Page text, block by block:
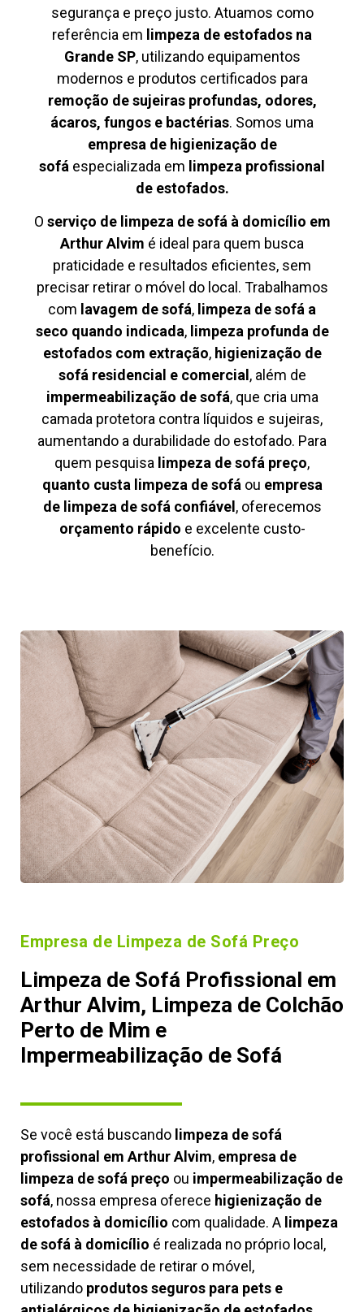
segurança e preço justo. Atuamos como
referência em limpeza de estofados na
Grande SP, utilizando equipamentos
modernos e produtos certificados para
remoção de sujeiras profundas, odores,
ácaros, fungos e bactérias. Somos uma
empresa de higienização de
sofá especializada em limpeza profissional
de estofados.
O serviço de limpeza de sofá à domicílio em
Arthur Alvim é ideal para quem busca
praticidade e resultados eficientes, sem
precisar retirar o móvel do local. Trabalhamos
com lavagem de sofá, limpeza de sofá a
seco quando indicada, limpeza profunda de
estofados com extração, higienização de
sofá residencial e comercial , além de
impermeabilização de sofá, que cria uma
camada protetora contra líquidos e sujeiras,
aumentando a durabilidade do estofado. Para
quem pesquisa limpeza de sofá preço,
quanto custa limpeza de sofáou empresa
de limpeza de sofá confiável , oferecemos
orçamento rápido e excelente custo-
benefício.
Empresa de Limpeza de Sofá Preço
Limpeza de Sofá Profissional em
Arthur Alvim, Limpeza de Colchão
Perto de Mim e
Impermeabilização de Sofá
Se você está buscando limpeza de sofá
profissional em Arthur Alvim, empresa de
limpeza de sofá preço ou impermeabilização de
sofá, nossa empresa oferece higienização de
estofados à domicílio com qualidade. A limpeza
de sofá à domicílio é realizada no próprio local,
sem necessidade de retirar o móvel,
utilizando produtos seguros para pets e